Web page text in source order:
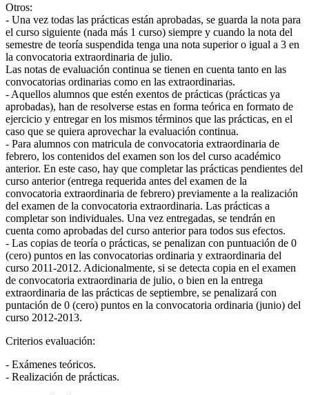
Otros:
- Una vez todas las prácticas están aprobadas, se guarda la nota para
el curso siguiente (nada más 1 curso) siempre y cuando la nota del
semestre de teoría suspendida tenga una nota superior o igual a 3 en
la convocatoria extraordinaria de julio.
Las notas de evaluación continua se tienen en cuenta tanto en las
convocatorias ordinarias como en las extraordinarias.
- Aquellos alumnos que estén exentos de prácticas (prácticas ya
aprobadas), han de resolverse estas en forma teórica en formato de
ejercicio y entregar en los mismos términos que las prácticas, en el
caso que se quiera aprovechar la evaluación continua.
- Para alumnos con matricula de convocatoria extraordinaria de
febrero, los contenidos del examen son los del curso académico
anterior. En este caso, hay que completar las prácticas pendientes del
curso anterior (entrega requerida antes del examen de la
convocatoria extraordinaria de febrero) previamente a la realización
del examen de la convocatoria extraordinaria. Las prácticas a
completar son individuales. Una vez entregadas, se tendrán en
cuenta como aprobadas del curso anterior para todos sus efectos.
- Las copias de teoría o prácticas, se penalizan con puntuación de 0
(cero) puntos en las convocatorias ordinaria y extraordinaria del
curso 2011-2012. Adicionalmente, si se detecta copia en el examen
de convocatoria extraordinaria de julio, o bien en la entrega
extraordinaria de las prácticas de septiembre, se penalizará con
puntación de 0 (cero) puntos en la convocatoria ordinaria (junio) del
curso 2012-2013.
Criterios evaluación:
- Exámenes teóricos.
- Realización de prácticas.